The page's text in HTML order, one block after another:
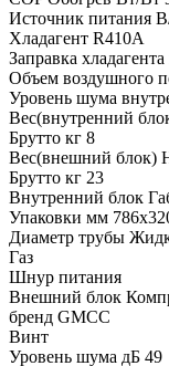
Источник питания
Хладагент R410A
Заправка
Объем воздушного
Уровень шума
Вес(внутренний
Брутто кг 8
Вес(внешний блок)
Брутто кг 23
Внутренний блок
Упаковки мм
Диаметр трубы
Газ
Шнур питания
Внешний блок
бренд GMCC
Винт
Уровень шума дБ 49